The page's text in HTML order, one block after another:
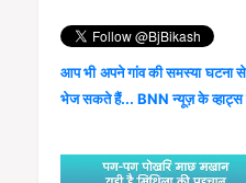
आप भी अपने गांव की समस्या
भेज सकते हैं... BNN न्यूज़ के